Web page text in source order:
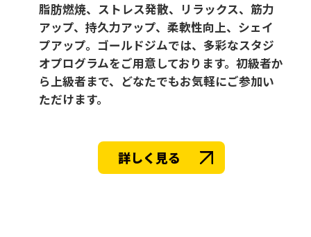
脂肪燃焼、ストレス発散、リラックス、筋力
アップ、持久力アップ、柔軟性向上、シェイ
プアップ。ゴールドジムでは、多彩なスタジ
オプログラムをご用意しております。初級者か
ら上級者まで、どなたでもお気軽にご参加い
ただけます。
詳しく見る